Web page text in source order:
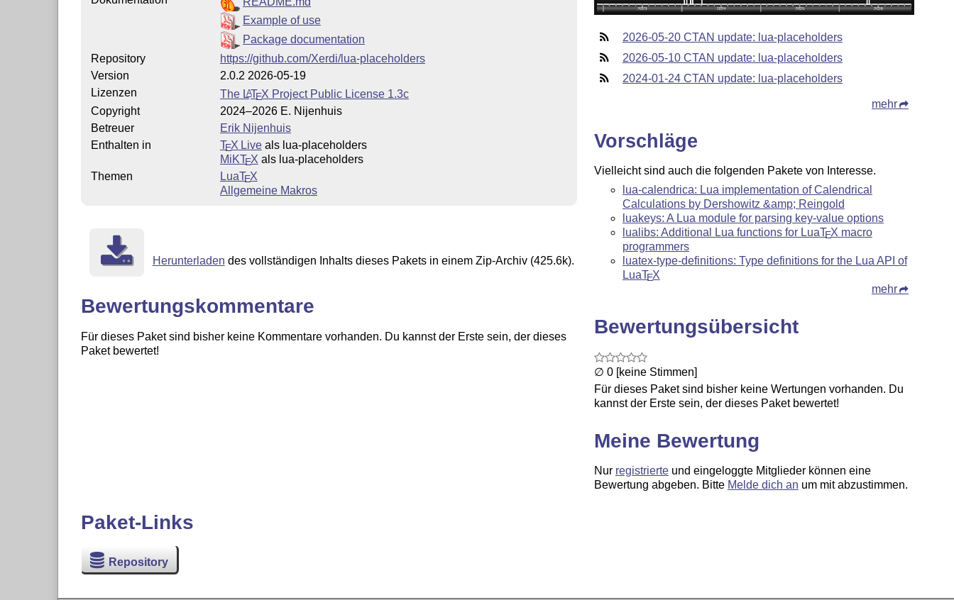
Example of use
Package documentation
Repository
https://github.com/Xerdi/lua-placeholders
Version
2.0.2 2026-05-19
Lizenzen
The LATEX Project Public License 1.3c
Copyright
2024–2026 E. Nijenhuis
Betreuer
Erik Nijenhuis
Enthalten in
TEX Liveals lua-placeholders
MiKTEX als lua-placeholders
Themen
LuaTEX
Allgemeine Makros
Herunterladen des vollständigen Inhalts dieses Pakets in einem Zip-Archiv (425.6k).
Bewertungskommentare
Für dieses Paket sind bisher keine Kommentare vorhanden. Du kannst der Erste sein, der dieses
Paket bewertet!
2026-05-20 CTAN update: lua-placeholders
2026-05-10 CTAN update: lua-placeholders
2024-01-24 CTAN update: lua-placeholders
mehr
Vorschläge
Vielleicht sind auch die folgenden Pakete von Interesse.
lua-calendrica: Lua implementation of Calendrical
Calculations by Dershowitz &amp; Reingold
luakeys: A Lua module for parsing key-value options
lualibs: Additional Lua functions for LuaTEX macro
programmers
luatex-type-definitions: Type definitions for the Lua API of
LuaTEX
mehr
Bewertungsübersicht
∅ 0 [keine Stimmen]
Für dieses Paket sind bisher keine Wertungen vorhanden. Du
kannst der Erste sein, der dieses Paket bewertet!
Meine Bewertung
Nur registrierteund eingeloggte Mitglieder können eine
Bewertung abgeben. Bitte Melde dich an um mit abzustimmen.
Paket-Links
Repository